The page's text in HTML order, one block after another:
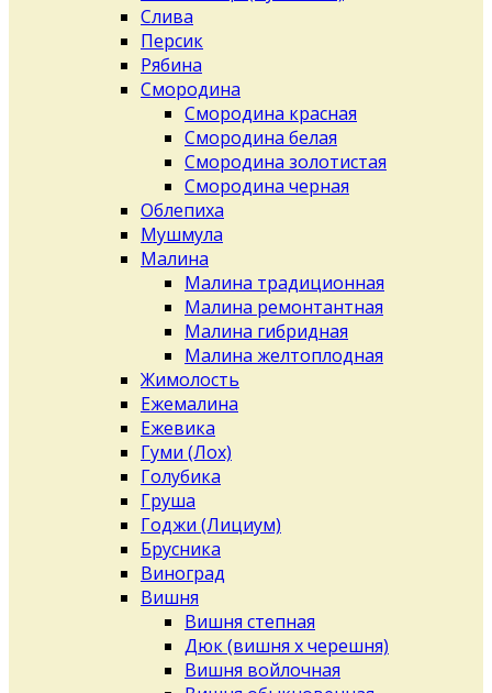
Слива
Персик
Рябина
Смородина
Смородина красная
Смородина белая
Смородина золотистая
Смородина черная
Облепиха
Мушмула
Малина
Малина традиционная
Малина ремонтантная
Малина гибридная
Малина желтоплодная
Жимолость
Ежемалина
Ежевика
Гуми (Лох)
Голубика
Груша
Годжи (Лициум)
Брусника
Виноград
Вишня
Вишня степная
Дюк (вишня х черешня)
Вишня войлочная